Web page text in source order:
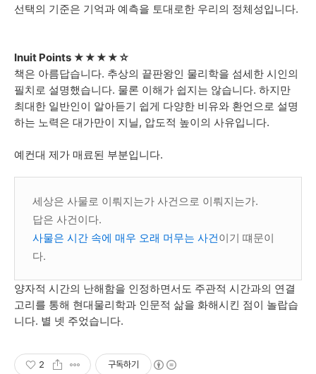
선택의 기준은 기억과 예측을 토대로한 우리의 정체성입니다.
Inuit Points ★★★★☆
책은 아름답습니다. 추상의 끝판왕인 물리학을 섬세한 시인의
필치로 설명했습니다. 물론 이해가 쉽지는 않습니다. 하지만
최대한 일반인이 알아듣기 쉽게 다양한 비유와 환언으로 설명
하는 노력은 대가만이 지닐, 압도적 높이의 사유입니다.
예컨대 제가 매료된 부분입니다.
세상은 사물로 이뤄지는가 사건으로 이뤄지는가.
답은 사건이다.
사물은 시간 속에 매우 오래 머무는 사건이기 떄문이
다.
양자적 시간의 난해함을 인정하면서도 주관적 시간과의 연결
고리를 통해 현대물리학과 인문적 삶을 화해시킨 점이 놀랍습
니다. 별 넷 주었습니다.
2 구독하기